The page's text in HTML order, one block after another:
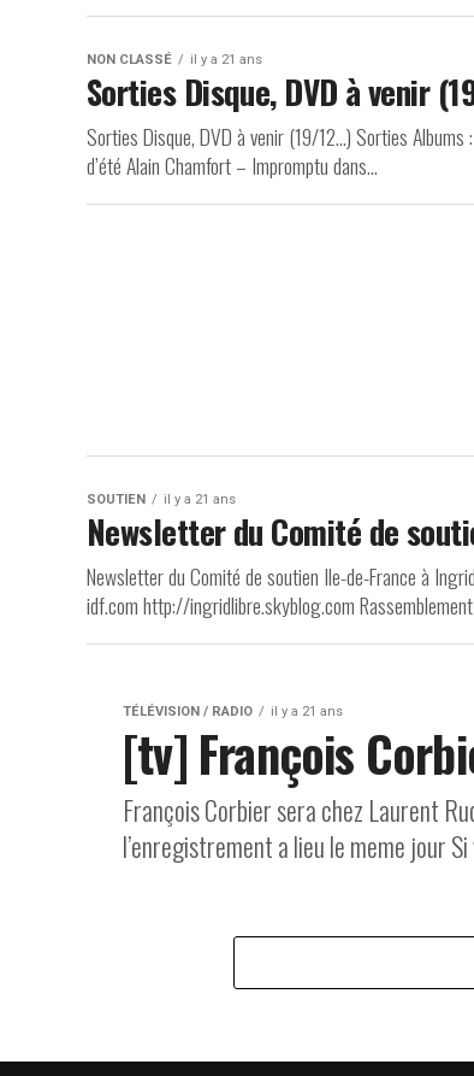
NON CLASSÉ il y a 21 ans
Sorties Disque, DVD à venir
Sorties Disque, DVD à venir (19/12…) Sorties Albums
d’été Alain Chamfort – Impromptu dans...
SOUTIEN il y a 21 ans
Newsletter du Comité de
Newsletter du Comité de soutien Ile-de-France à
idf.com http://ingridlibre.skyblog.com Rassemblement
TÉLÉVISION / RADIO il y a 21 ans
[tv] François
François Corbier sera chez Laurent
l’enregistrement a lieu le meme jour